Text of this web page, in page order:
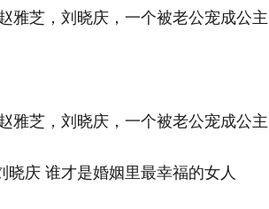
晓庆 谁才是婚姻里最幸福的女人